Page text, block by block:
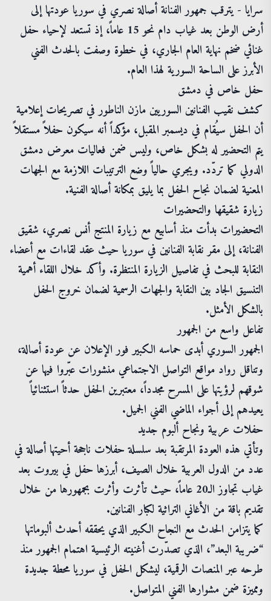
سرايا - يترقب جمهور الفنانة أصالة نصري في سوريا عودتها إلى
أرض الوطن بعد غياب دام نحو 15 عاماً، إذ تستعد لإحياء حفل
غنائي ضخم نهاية العام الجاري، في خطوة وصفت بالحدث الفني
الأبرز على الساحة السورية لهذا العام.
حفل خاص في دمشق
كشف نقيب الفنانين السوريين مازن الناطور في تصريحات إعلامية
أن الحفل سيُقام في ديسمبر المقبل، مؤكداً أنه سيكون حفلاً مستقلاً
يتم التحضير له بشكل خاص، وليس ضمن فعاليات معرض دمشق
الدولي كما تردّد. ويجري حالياً وضع الترتيبات اللازمة مع الجهات
المعنية لضمان نجاح الحفل بما يليق بمكانة أصالة الفنية.
زيارة شقيقها والتحضيرات
التحضيرات بدأت منذ أسابيع مع زيارة المنتج أنس نصري، شقيق
الفنانة، إلى مقر نقابة الفنانين في سوريا حيث عقد لقاءات مع أعضاء
النقابة للبحث في تفاصيل الزيارة المنتظرة. وأكد خلال اللقاء أهمية
التنسيق الجاد بين النقابة والجهات الرسمية لضمان خروج الحفل
بالشكل الأمثل.
تفاعل واسع من الجمهور
الجمهور السوري أبدى حماسه الكبير فور الإعلان عن عودة أصالة،
وتناقل رواد مواقع التواصل الاجتماعي منشورات عبّروا فيها عن
شوقهم لرؤيتها على المسرح مجدداً، معتبرين الحفل حدثاً استثنائياً
يعيدهم إلى أجواء الماضي الفني الجميل.
حفلات عربية ونجاح ألبوم جديد
وتأتي هذه العودة المرتقبة بعد سلسلة حفلات ناجحة أحيتها أصالة في
عدد من الدول العربية خلال الصيف، أبرزها حفل في بيروت بعد
غياب تجاوز الـ20 عاماً، حيث تأثرت وأثرت بجمهورها من خلال
تقديم باقة من الأغاني التراثية لكبار الفنانين.
كما يتزامن الحدث مع النجاح الكبير الذي يحققه أحدث ألبوماتها
“ضريبة البعد”، الذي تصدّرت أغنيته الرئيسية اهتمام الجمهور منذ
طرحه عبر المنصات الرقمية، ليشكل الحفل في سوريا محطة جديدة
ومميزة ضمن مشوارها الفني المتواصل.